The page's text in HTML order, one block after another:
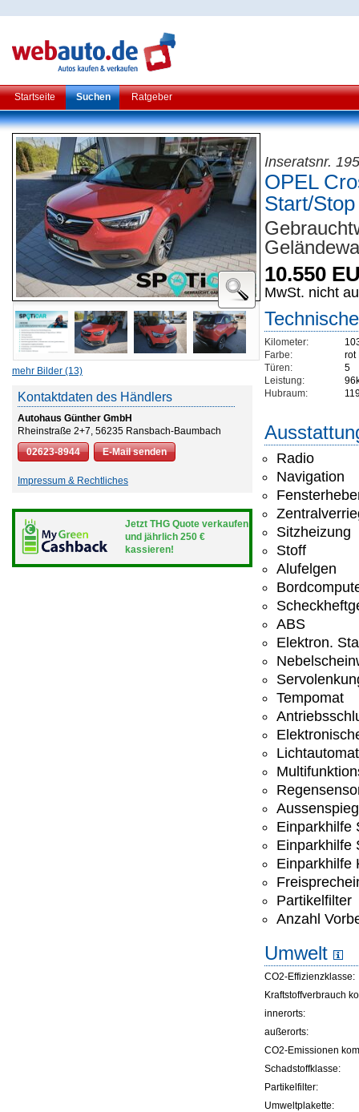
Startseite Suchen Ratgeber
mehr Bilder (13)
Kontaktdaten des Händlers
Autohaus Günther GmbH
Rheinstraße 2+7, 56235 Ransbach-Baumbach
02623-8944
E-Mail senden
Impressum & Rechtliches
Jetzt THG Quote verkaufen
und jährlich 250 €
kassieren!
Inseratsnr.
OPEL
Start/
10.550
MwSt. nicht
Kilometer:
Farbe:
rot
Türen:
5
Leistung:
Hubraum:
Radio
Navigation
Sitzheizung
Stoff
Alufelgen
ABS
Elektron.
Tempomat
Einparkhilfe
Einparkhilfe
Einparkhilfe
Partikelfilter
Anzahl
Umwelt
CO2-Effizienzklasse:
Kraftstoffverbrauch
innerorts:
außerorts:
CO2-Emissionen
Schadstoffklasse:
Partikelfilter:
Umweltplakette: